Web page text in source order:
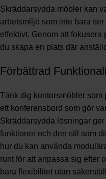
Skräddarsydda möbler kan
arbetsmiljö som inte bara
effektivt. Genom att
du skapa en plats där
Förbättrad
Tänk dig kontorsmöbler som
ett konferensbord som gör
Skräddarsydda lösningar
funktioner och den stil som
hur du kan använda
runt för att anpassa sig efter
bara flexibilitet utan